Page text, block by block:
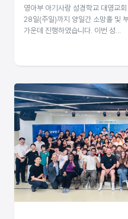
영아부 아기사랑 성경학교 대영교
28일(주일)까지 양일간 소망홀 및
가운데 진행하였습니다. 이번 성...